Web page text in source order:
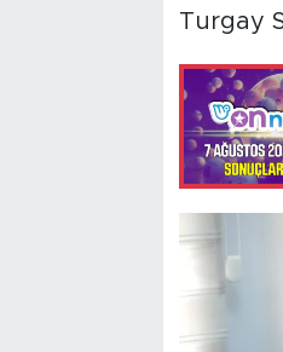
Turgay